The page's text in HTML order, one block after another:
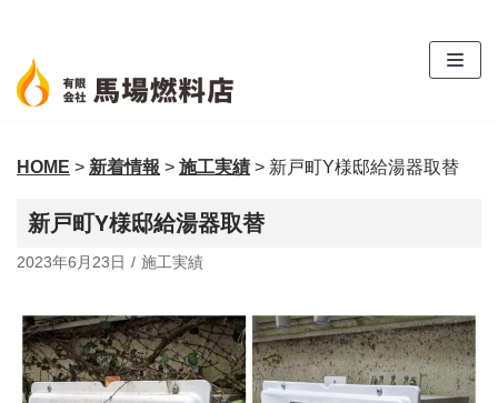
ン
テ
ン
へ
キ
ッ
HOME > 新着情報 > 施工実績 > 新戸町Y様邸給湯器取替
新戸町Y様邸給湯器取替
2023年6月23日 施工実績